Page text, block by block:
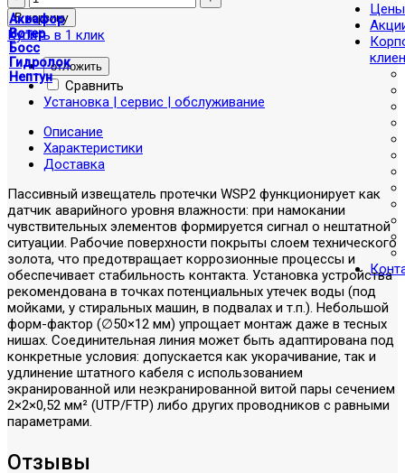
Аквафор
Вотер
Босс
Гидролок
Нептун
Цены
Купить в 1 клик
отложить
Сравнить
Установка | сервис | обслуживание
Описание
Характеристики
Доставка
Пассивный извещатель протечки WSP2 функционирует как
датчик аварийного уровня влажности: при намокании
чувствительных элементов формируется сигнал о нештатной
ситуации. Рабочие поверхности покрыты слоем технического
золота, что предотвращает коррозионные процессы и
обеспечивает стабильность контакта. Установка устройства
рекомендована в точках потенциальных утечек воды (под
мойками, у стиральных машин, в подвалах и т.п.). Небольшой
форм-фактор (∅50×12 мм) упрощает монтаж даже в тесных
нишах. Соединительная линия может быть адаптирована под
конкретные условия: допускается как укорачивание, так и
удлинение штатного кабеля с использованием
экранированной или неэкранированной витой пары сечением
2×2×0,52 мм² (UTP/FTP) либо других проводников с равными
параметрами.
Отзывы